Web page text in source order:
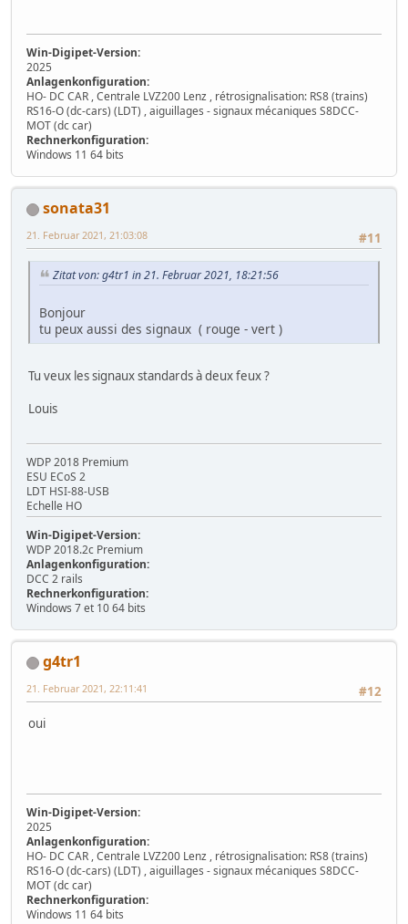
Win-Digipet-Version:
2025
Anlagenkonfiguration:
HO- DC CAR , Centrale LVZ200 Lenz , rétrosignalisation: RS8 (trains)
RS16-O (dc-cars) (LDT) , aiguillages - signaux mécaniques S8DCC-
MOT (dc car)
Rechnerkonfiguration:
Windows 11 64 bits
sonata31
#11
21. Februar 2021, 21:03:08
Zitat von: g4tr1 in 21. Februar 2021, 18:21:56
Bonjour
tu peux aussi des signaux ( rouge - vert )
Tu veux les signaux standards à deux feux ?
Louis
WDP 2018 Premium
ESU ECoS 2
LDT HSI-88-USB
Echelle HO
Win-Digipet-Version:
WDP 2018.2c Premium
Anlagenkonfiguration:
DCC 2 rails
Rechnerkonfiguration:
Windows 7 et 10 64 bits
g4tr1
#12
21. Februar 2021, 22:11:41
oui
Win-Digipet-Version:
2025
Anlagenkonfiguration:
HO- DC CAR , Centrale LVZ200 Lenz , rétrosignalisation: RS8 (trains)
RS16-O (dc-cars) (LDT) , aiguillages - signaux mécaniques S8DCC-
MOT (dc car)
Rechnerkonfiguration:
Windows 11 64 bits